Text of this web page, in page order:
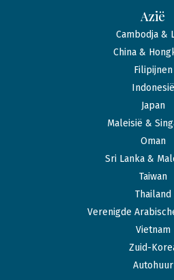
Azië
Cambodja &
China &
Filipijnen
Indonesië
Japan
Maleisië &
Oman
Sri Lanka &
Taiwan
Thailand
Verenigde
Vietnam
Zuid-
Autohuur